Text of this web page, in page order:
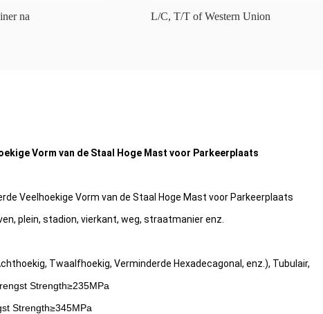
na
L/C, T/T of Western Union
Vorm van de Staal Hoge Mast voor Parkeerplaats
Veelhoekige Vorm van de Staal Hoge Mast voor Parkeerplaats
plein, stadion, vierkant, weg, straatmanier enz.
Twaalfhoekig, Verminderde Hexadecagonal, enz.), Tubulair,
Strength≥235MPa
Strength≥345MPa